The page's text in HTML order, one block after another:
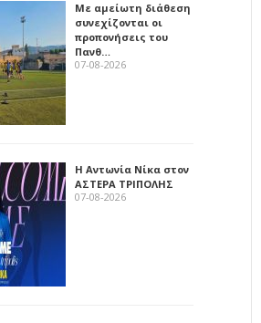
Με αμείωτη διάθεση
συνεχίζονται οι
προπονήσεις του
Πανθ…
07-08-2026
Η Αντωνία Νίκα στον
ΑΣΤΕΡΑ ΤΡΙΠΟΛΗΣ
07-08-2026